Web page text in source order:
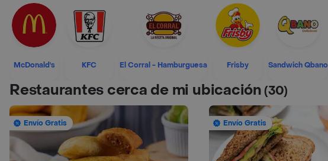
McDonald's KFC El Corral - Hamburguesa Frisby Sandwich Qbano
Restaurantes cerca de mi ubicación(30)
Envío Gratis Envío Gratis